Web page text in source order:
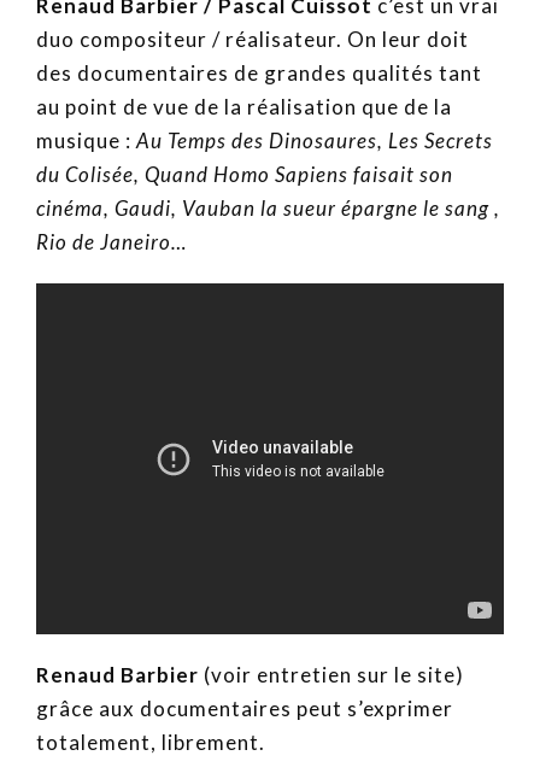
Renaud Barbier / Pascal Cuissot c’est un vrai
duo compositeur / réalisateur. On leur doit
des documentaires de grandes qualités tant
au point de vue de la réalisation que de la
musique : Au Temps des Dinosaures, Les Secrets
du Colisée, Quand Homo Sapiens faisait son
cinéma, Gaudi, Vauban la sueur épargne le sang,
Rio de Janeiro…
Renaud Barbier (voir entretien sur le site)
grâce aux documentaires peut s’exprimer
totalement, librement.